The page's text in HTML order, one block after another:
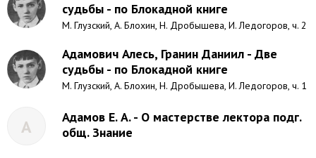
судьбы - по Блокадной книге
М. Глузский, А. Блохин, Н. Дробышева, И. Ледогоров, ч. 2
Адамович Алесь, Гранин Даниил - Две
судьбы - по Блокадной книге
М. Глузский, А. Блохин, Н. Дробышева, И. Ледогоров, ч. 1
А
Адамов Е. А. - О мастерстве лектора подг.
общ. Знание